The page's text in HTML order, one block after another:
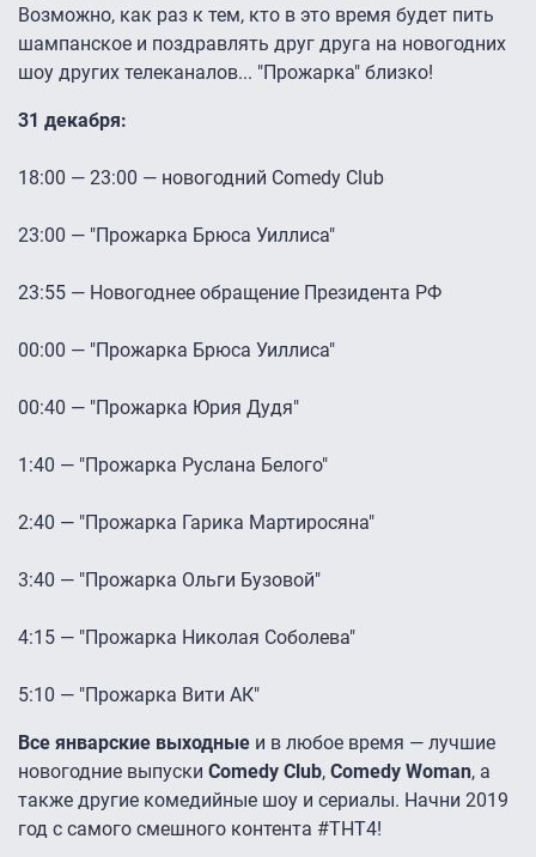
Возможно, как раз к тем, кто в это время будет пить
шампанское и поздравлять друг друга на новогодних
шоу других телеканалов... "Прожарка" близко!
31 декабря:
18:00 — 23:00 — новогодний Comedy Club
23:00 — "Прожарка Брюса Уиллиса"
23:55 — Новогоднее обращение Президента РФ
00:00 — "Прожарка Брюса Уиллиса"
00:40 — "Прожарка Юрия Дудя"
1:40 — "Прожарка Руслана Белого"
2:40 — "Прожарка Гарика Мартиросяна"
3:40 — "Прожарка Ольги Бузовой"
4:15 — "Прожарка Николая Соболева"
5:10 — "Прожарка Вити АК"
Все январские выходные и в любое время — лучшие
новогодние выпуски Comedy Club, Comedy Woman, а
также другие комедийные шоу и сериалы. Начни 2019
год с самого смешного контента #ТНТ4!